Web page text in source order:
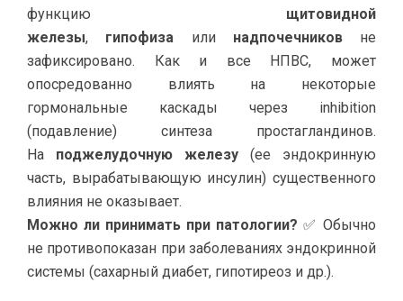
функцию щитовидной
железы, гипофиза или надпочечниковне
зафиксировано. Как и все НПВС, может
опосредованно влиять на некоторые
гормональные каскады через inhibition
(подавление) синтеза простагландинов.
На поджелудочную железу (ее эндокринную
часть, вырабатывающую инсулин) существенного
влияния не оказывает.
Можно ли принимать при патологии? ✅ Обычно
не противопоказан при заболеваниях эндокринной
системы (сахарный диабет, гипотиреоз и др.).